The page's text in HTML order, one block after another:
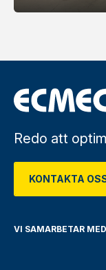
Redo att
KONTAKTA
VI SAMARBETAR MED